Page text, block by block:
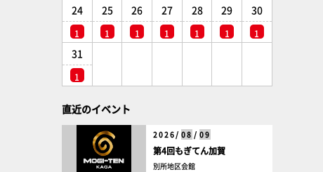
24
1
25
1
26
1
27
1
28
1
29
1
30
1
31
1
直近のイベント
2026/ 08 / 09
第4回もぎてん加賀
別所地区会館